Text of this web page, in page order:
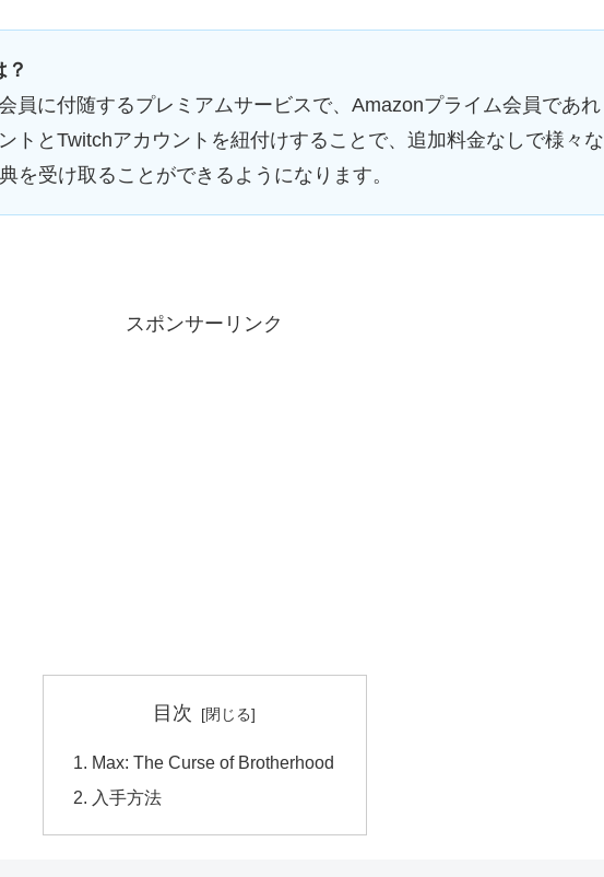
？
員に付随するプレミアムサービスで、Amazonプライム会員であれ
トとTwitchアカウントを紐付けすることで、追加料金なしで様々な
を受け取ることができるようになります。
スポンサーリンク
目次
Max: The Curse of Brotherhood
入手方法